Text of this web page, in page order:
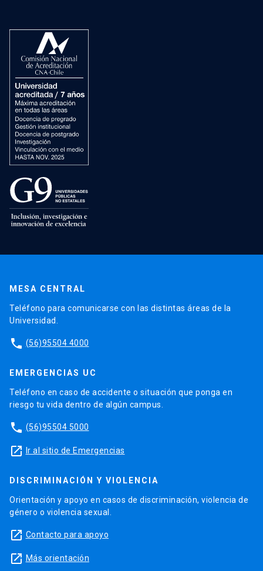
MESA CENTRAL
Teléfono para comunicarse con las distintas áreas de la
Universidad.
phone (56)95504 4000
EMERGENCIAS UC
Teléfono en caso de accidente o situación que ponga en
riesgo tu vida dentro de algún campus.
phone (56)95504 5000
launch Ir al sitio de Emergencias
DISCRIMINACIÓN Y VIOLENCIA
Orientación y apoyo en casos de discriminación, violencia de
género o violencia sexual.
launch Contacto para apoyo
launch Más orientación